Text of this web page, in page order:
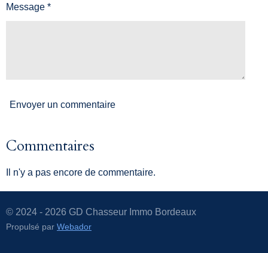
Message *
Envoyer un commentaire
Commentaires
Il n'y a pas encore de commentaire.
© 2024 - 2026 GD Chasseur Immo Bordeaux
Propulsé par Webador